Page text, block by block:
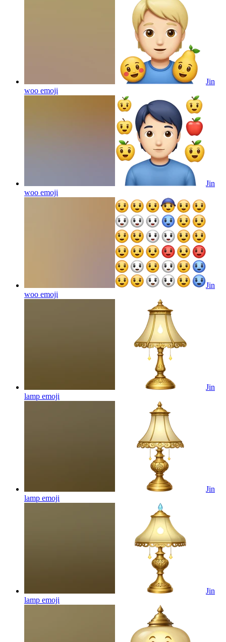
Jin
woo emoji
Jin
woo emoji
Jin
woo emoji
Jin
lamp emoji
Jin
lamp emoji
Jin
lamp emoji